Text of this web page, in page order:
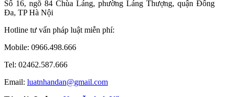
Số 16, ngõ 84 Chùa Láng, phường Láng Thượng, quận Đống
Đa, TP Hà Nội
Hotline tư vấn pháp luật miễn phí:
Mobile: 0966.498.666
Tel: 02462.587.666
Email: luatnhandan@gmail.com